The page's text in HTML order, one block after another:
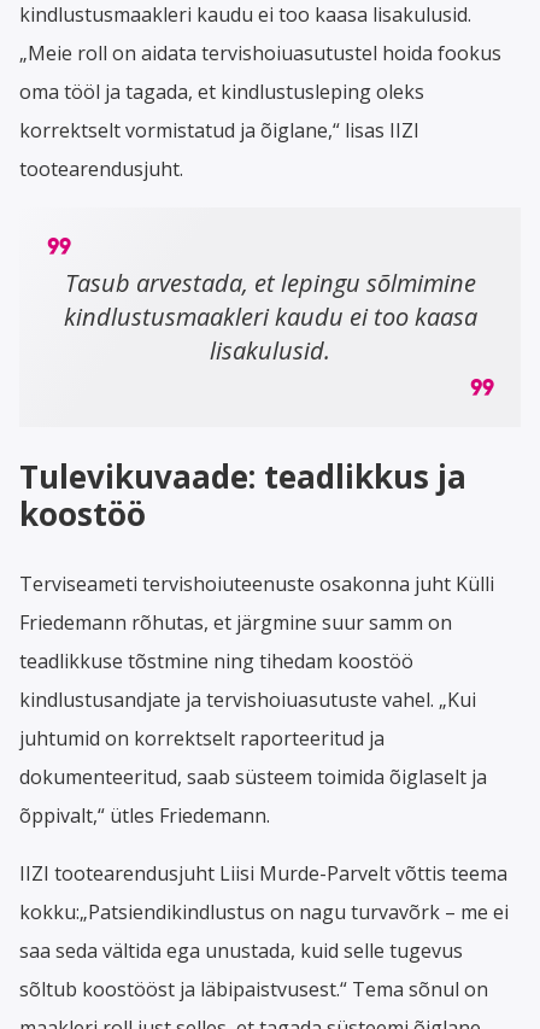
kindlustusmaakleri kaudu ei too kaasa lisakulusid.
„Meie roll on aidata tervishoiuasutustel hoida fookus
oma tööl ja tagada, et kindlustusleping oleks
korrektselt vormistatud ja õiglane,“ lisas IIZI
tootearendusjuht.
Tasub arvestada, et lepingu sõlmimine
kindlustusmaakleri kaudu ei too kaasa
lisakulusid.
Tulevikuvaade: teadlikkus ja
koostöö
Terviseameti tervishoiuteenuste osakonna juht Külli
Friedemann rõhutas, et järgmine suur samm on
teadlikkuse tõstmine ning tihedam koostöö
kindlustusandjate ja tervishoiuasutuste vahel. „Kui
juhtumid on korrektselt raporteeritud ja
dokumenteeritud, saab süsteem toimida õiglaselt ja
õppivalt,“ ütles Friedemann.
IIZI tootearendusjuht Liisi Murde-Parvelt võttis teema
kokku:„Patsiendikindlustus on nagu turvavõrk – me ei
saa seda vältida ega unustada, kuid selle tugevus
sõltub koostööst ja läbipaistvusest.“ Tema sõnul on